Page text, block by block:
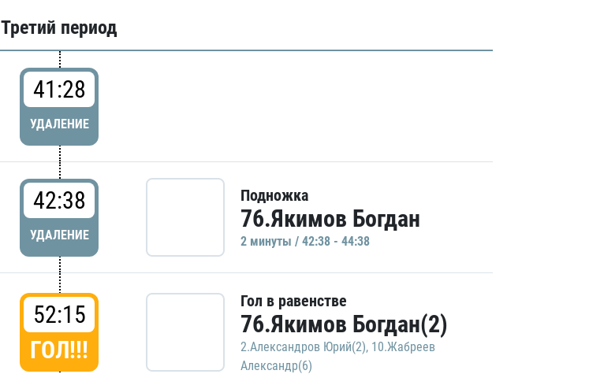
Третий период
41:28
УДАЛЕНИЕ
42:38
УДАЛЕНИЕ
Подножка
76.Якимов Богдан
2 минуты / 42:38 - 44:38
52:15
ГОЛ!!!
Гол в равенстве
76.Якимов Богдан(2)
2.Александров Юрий(2), 10.Жабреев
Александр(6)